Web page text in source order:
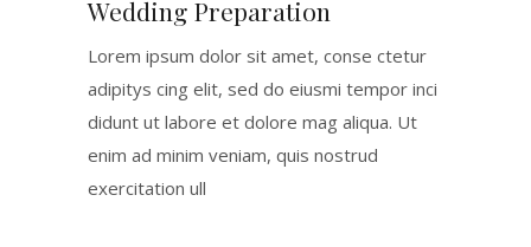
Wedding Preparation
Lorem ipsum dolor sit amet, conse ctetur
adipitys cing elit, sed do eiusmi tempor inci
didunt ut labore et dolore mag aliqua. Ut
enim ad minim veniam, quis nostrud
exercitation ull